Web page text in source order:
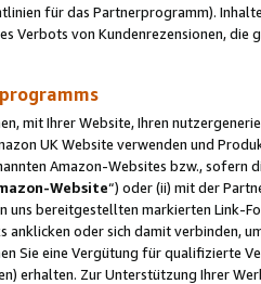
für das Partnerprogramm).
Verbots von Kundenrezensionen,
mit Ihrer Website, Ihren
UK Website verwenden und
Amazon-Websites bzw., sofern
Website“) oder (ii) mit der
uns bereitgestellten markierten Link-
anklicken oder sich damit verbinden,
Sie eine Vergütung für qualifizierte
erhalten. Zur Unterstützung Ihrer